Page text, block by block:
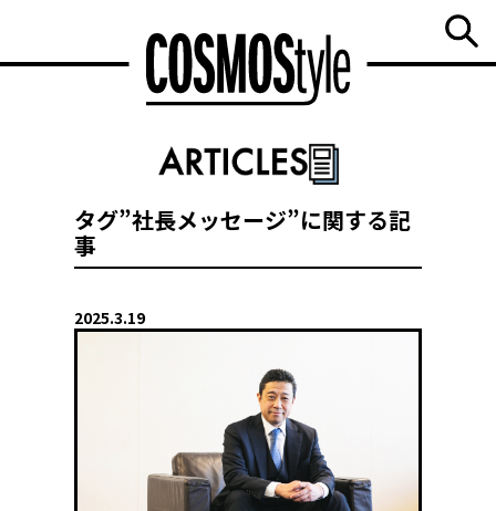
タグ”社長メッセージ”に関する記
事
2025.3.19